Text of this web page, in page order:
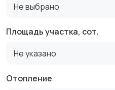
Не выбрано
Площадь участка, сот.
Не указано
Отопление